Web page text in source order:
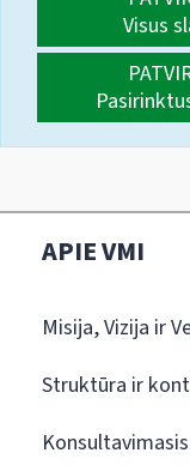
Visus
APIE VMI
Misija, Vizija ir
Struktūra ir